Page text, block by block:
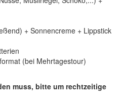
+ Sonnencreme + Lippstick
(bei Mehrtagestour)
muss, bitte um rechtzeitige